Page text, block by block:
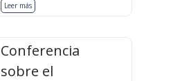
Leer más
Conferencia
sobre el